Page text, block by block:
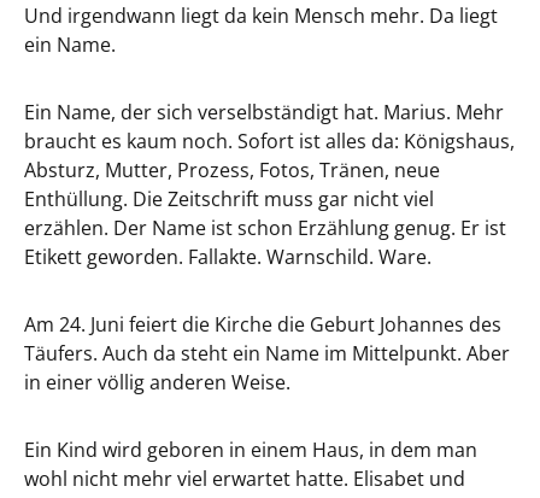
Und irgendwann liegt da kein Mensch mehr. Da liegt
ein Name.
Ein Name, der sich verselbständigt hat. Marius. Mehr
braucht es kaum noch. Sofort ist alles da: Königshaus,
Absturz, Mutter, Prozess, Fotos, Tränen, neue
Enthüllung. Die Zeitschrift muss gar nicht viel
erzählen. Der Name ist schon Erzählung genug. Er ist
Etikett geworden. Fallakte. Warnschild. Ware.
Am 24. Juni feiert die Kirche die Geburt Johannes des
Täufers. Auch da steht ein Name im Mittelpunkt. Aber
in einer völlig anderen Weise.
Ein Kind wird geboren in einem Haus, in dem man
wohl nicht mehr viel erwartet hatte. Elisabet und